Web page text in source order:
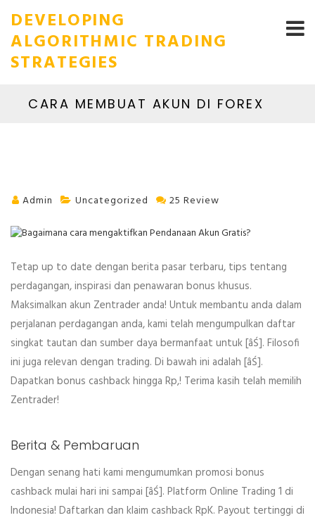
DEVELOPING
ALGORITHMIC TRADING
STRATEGIES
CARA MEMBUAT AKUN DI FOREX
Admin Uncategorized 25 Review
Tetap up to date dengan berita pasar terbaru, tips tentang
perdagangan, inspirasi dan penawaran bonus khusus.
Maksimalkan akun Zentrader anda! Untuk membantu anda dalam
perjalanan perdagangan anda, kami telah mengumpulkan daftar
singkat tautan dan sumber daya bermanfaat untuk [âŚ]. Filosofi
ini juga relevan dengan trading. Di bawah ini adalah [âŚ].
Dapatkan bonus cashback hingga Rp,! Terima kasih telah memilih
Zentrader!
Berita & Pembaruan
Dengan senang hati kami mengumumkan promosi bonus
cashback mulai hari ini sampai [âŚ]. Platform Online Trading 1 di
Indonesia! Daftarkan dan klaim cashback RpK. Payout tertinggi di